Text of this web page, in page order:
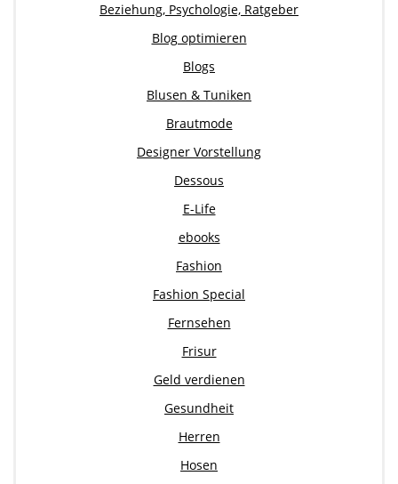
Beziehung, Psychologie, Ratgeber
Blog optimieren
Blogs
Blusen & Tuniken
Brautmode
Designer Vorstellung
Dessous
E-Life
ebooks
Fashion
Fashion Special
Fernsehen
Frisur
Geld verdienen
Gesundheit
Herren
Hosen